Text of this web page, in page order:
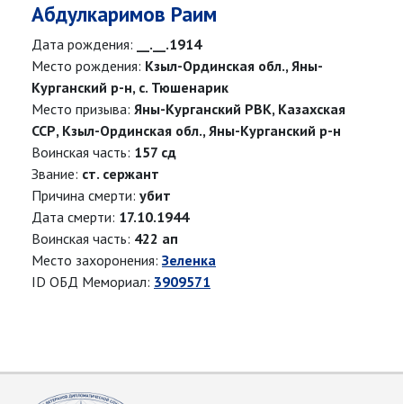
Абдулкаримов Раим
Дата рождения:
__.__.1914
Место рождения: Кзыл-Ординская обл., Яны-
Курганский р-н, с. Тюшенарик
Место призыва: Яны-Курганский РВК, Казахская
ССР, Кзыл-Ординская обл., Яны-Курганский р-н
Воинская часть: 157 сд
Звание: ст. сержант
Причина смерти: убит
Дата смерти: 17.10.1944
Воинская часть: 422 ап
Место захоронения: Зеленка
ID ОБД Мемориал: 3909571